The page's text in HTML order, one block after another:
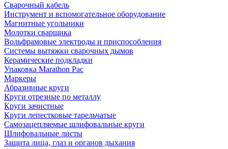
Сварочный кабель
Инструмент и вспомогательное оборудование
Магнитные угольники
Молотки сварщика
Вольфрамовые электроды и приспособления
Системы вытяжки сварочных дымов
Керамические подкладки
Упаковка Marathon Pac
Маркеры
Абразивные круги
Круги отрезные по металлу
Круги зачистные
Круги лепестковые тарельчатые
Самозацепляемые шлифовальные круги
Шлифовальные листы
Защита лица, глаз и органов дыхания